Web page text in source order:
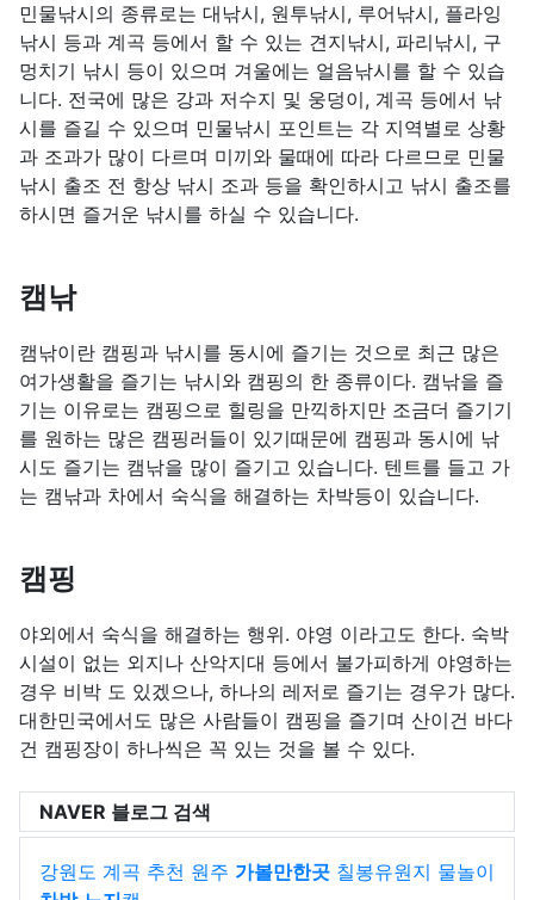
민물낚시의 종류로는 대낚시, 원투낚시, 루어낚시, 플라잉
낚시 등과 계곡 등에서 할 수 있는 견지낚시, 파리낚시, 구
멍치기 낚시 등이 있으며 겨울에는 얼음낚시를 할 수 있습
니다. 전국에 많은 강과 저수지 및 웅덩이, 계곡 등에서 낚
시를 즐길 수 있으며 민물낚시 포인트는 각 지역별로 상황
과 조과가 많이 다르며 미끼와 물때에 따라 다르므로 민물
낚시 출조 전 항상 낚시 조과 등을 확인하시고 낚시 출조를
하시면 즐거운 낚시를 하실 수 있습니다.
캠낚
캠낚이란 캠핑과 낚시를 동시에 즐기는 것으로 최근 많은
여가생활을 즐기는 낚시와 캠핑의 한 종류이다. 캠낚을 즐
기는 이유로는 캠핑으로 힐링을 만끽하지만 조금더 즐기기
를 원하는 많은 캠핑러들이 있기때문에 캠핑과 동시에 낚
시도 즐기는 캠낚을 많이 즐기고 있습니다. 텐트를 들고 가
는 캠낚과 차에서 숙식을 해결하는 차박등이 있습니다.
캠핑
야외에서 숙식을 해결하는 행위. 야영 이라고도 한다. 숙박
시설이 없는 외지나 산악지대 등에서 불가피하게 야영하는
경우 비박 도 있겠으나, 하나의 레저로 즐기는 경우가 많다.
대한민국에서도 많은 사람들이 캠핑을 즐기며 산이건 바다
건 캠핑장이 하나씩은 꼭 있는 것을 볼 수 있다.
NAVER 블로그 검색
강원도 계곡 추천 원주 가볼만한곳 칠봉유원지 물놀이